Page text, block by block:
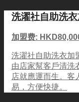
洗濯社自助洗
加盟费:
洗濯社自助洗衣加
由店家幫客戶清洗
店就應運而生。客
易，方便快捷。